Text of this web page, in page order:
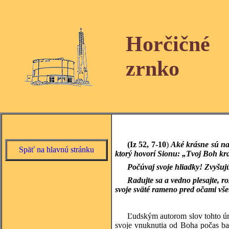
Horčičné
zrnko
Späť na hlavnú stránku
(Iz 52, 7-10)Aké krásne sú
ktorý hovorí Sionu: „Tvoj Boh
Počúvaj svoje hliadky!
Radujte sa a vedno plesajte,
svoje sväté rameno pred očami
Ľudským autorom slov tohto
svoje vnuknutia od Boha počas